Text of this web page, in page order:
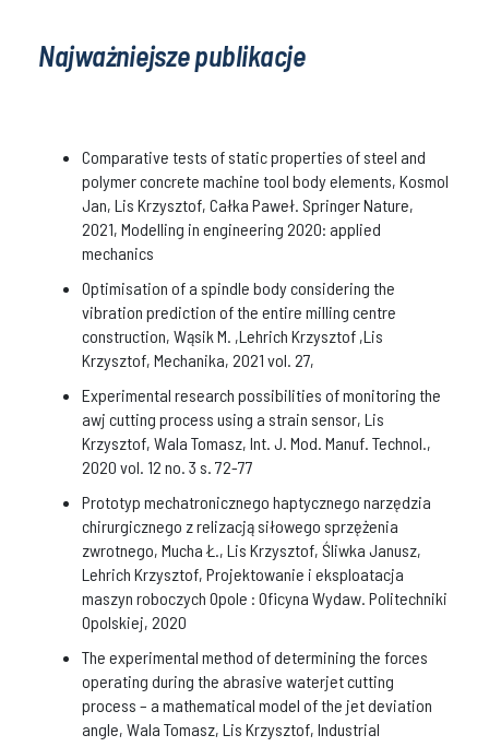
Najważniejsze publikacje
Comparative tests of static properties of steel and
polymer concrete machine tool body elements, Kosmol
Jan, Lis Krzysztof, Całka Paweł. Springer Nature,
2021, Modelling in engineering 2020: applied
mechanics
Optimisation of a spindle body considering the
vibration prediction of the entire milling centre
construction, Wąsik M. ,Lehrich Krzysztof ,Lis
Krzysztof, Mechanika, 2021 vol. 27,
Experimental research possibilities of monitoring the
awj cutting process using a strain sensor, Lis
Krzysztof, Wala Tomasz, Int. J. Mod. Manuf. Technol.,
2020 vol. 12 no. 3 s. 72-77
Prototyp mechatronicznego haptycznego narzędzia
chirurgicznego z relizacją siłowego sprzężenia
zwrotnego, Mucha Ł., Lis Krzysztof, Śliwka Janusz,
Lehrich Krzysztof, Projektowanie i eksploatacja
maszyn roboczych Opole : Oficyna Wydaw. Politechniki
Opolskiej, 2020
The experimental method of determining the forces
operating during the abrasive waterjet cutting
process – a mathematical model of the jet deviation
angle, Wala Tomasz, Lis Krzysztof, Industrial